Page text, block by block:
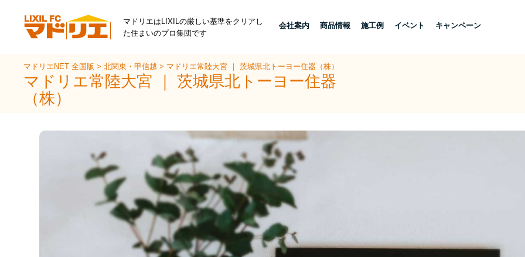
マドリエはLIXILの厳しい基準をクリアし
た住まいのプロ集団です
会社案内 商品情報 施工例 イベント キャンペーン
マドリエNET 全国版>北関東・甲信越> マドリエ常陸大宮 ｜ 茨城県北トーヨー住器（株）
マドリエ常陸大宮 ｜ 茨城県北トーヨー住器
（株）